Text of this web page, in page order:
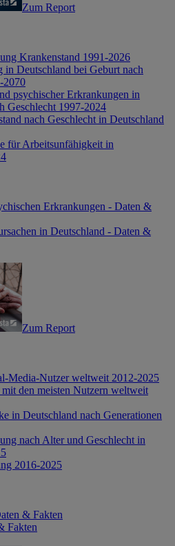
Zum Report
Krankenstand 1991-2026
in Deutschland bei Geburt nach
2070
psychischer Erkrankungen in
Geschlecht 1997-2024
nach Geschlecht in Deutschland
für Arbeitsunfähigkeit in
Erkrankungen - Daten &
in Deutschland - Daten &
Zum Report
Media-Nutzer weltweit 2012-2025
den meisten Nutzern weltweit
in Deutschland nach Generationen
nach Alter und Geschlecht in
2016-2025
& Fakten
Fakten